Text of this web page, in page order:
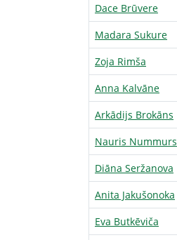
Dace Brūvere
Madara Sukure
Zoja Rimša
Anna Kalvāne
Arkādijs Brokāns
Nauris Nummurs
Diāna Seržanova
Anita Jakušonoka
Eva Butkēviča